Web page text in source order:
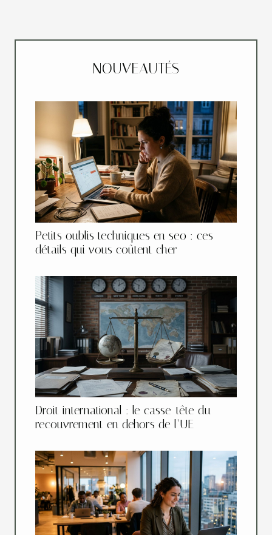
NOUVEAUTÉS
Petits oublis techniques en seo : ces
détails qui vous coûtent cher
Droit international : le casse-tête du
recouvrement en dehors de l’UE